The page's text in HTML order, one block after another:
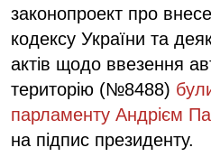
законопроект про
кодексу України та
актів щодо ввезення
територію (№8488)
парламенту Андрієм
на підпис президенту.